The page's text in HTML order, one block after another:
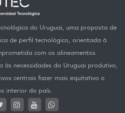
do Uruguai, uma proposta de
de perfil tecnológico, orientada à
com os alineamentos
necessidades do Uruguai produtivo,
centrais fazer mais equitativo o
interior do país.